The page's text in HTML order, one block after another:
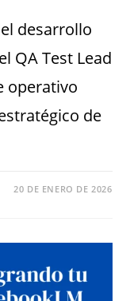
desarrollo
QA Test Lead
operativo
de
20 DE ENERO DE 2026